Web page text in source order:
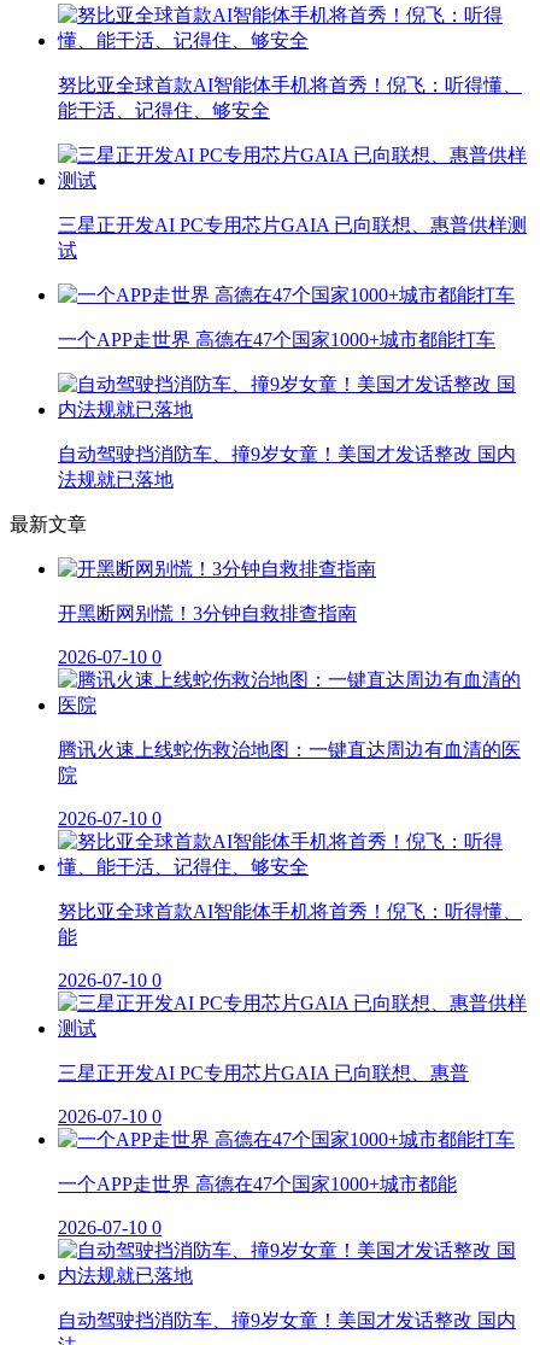
努比亚全球首款AI智能体手机将首秀！倪飞：听得懂、
能干活、记得住、够安全
三星正开发AI PC专用芯片GAIA 已向联想、惠普供样测
试
一个APP走世界 高德在47个国家1000+城市都能打车
自动驾驶挡消防车、撞9岁女童！美国才发话整改 国内
法规就已落地
最新文章
开黑断网别慌！3分钟自救排查指南
2026-07-10 0
腾讯火速上线蛇伤救治地图：一键直达周边有血清的医
院
2026-07-10 0
努比亚全球首款AI智能体手机将首秀！倪飞：听得懂、
能
2026-07-10 0
三星正开发AI PC专用芯片GAIA 已向联想、惠普
2026-07-10 0
一个APP走世界 高德在47个国家1000+城市都能
2026-07-10 0
自动驾驶挡消防车、撞9岁女童！美国才发话整改 国内